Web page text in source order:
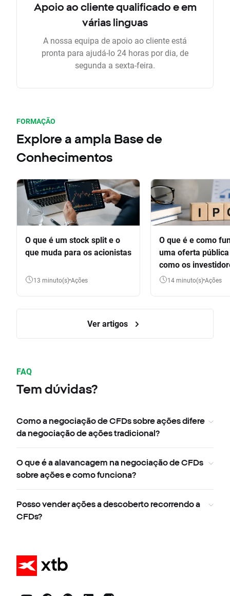
Apoio ao cliente qualificado e em
várias linguas
A nossa equipa de apoio ao cliente está
pronta para ajudá-lo 24 horas por dia, de
segunda a sexta-feira.
FORMAÇÃO
Explore a ampla Base de
Conhecimentos
O que é um stock split e o
que muda para os acionistas
13 minuto(s) Ações
O que é e como
uma oferta
como os
participar
14 minuto(s) Ações
Ver artigos
FAQ
Tem dúvidas?
Como a negociação de CFDs sobre ações difere
da negociação de ações tradicional?
O que é a alavancagem na negociação de CFDs
sobre ações e como funciona?
Posso vender ações a descoberto recorrendo a
CFDs?